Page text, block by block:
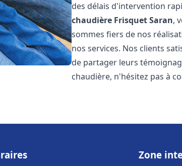
des délais d'intervention
chaudière FrisquetSaran,
sommes fiers de nos
nos services. Nos clients
de partager leurs
chaudière, n'hésitez pas à
Zone